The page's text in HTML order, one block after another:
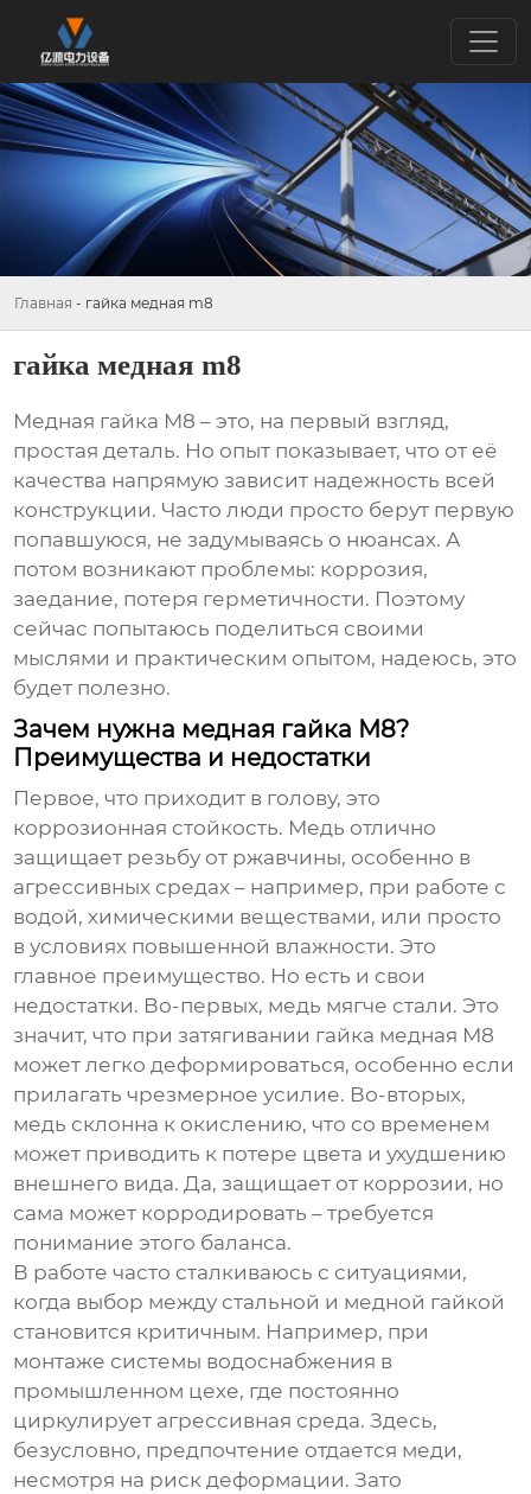
Главная - гайка медная m8
гайка медная m8
Медная гайка М8 – это, на первый взгляд,
простая деталь. Но опыт показывает, что от её
качества напрямую зависит надежность всей
конструкции. Часто люди просто берут первую
попавшуюся, не задумываясь о нюансах. А
потом возникают проблемы: коррозия,
заедание, потеря герметичности. Поэтому
сейчас попытаюсь поделиться своими
мыслями и практическим опытом, надеюсь, это
будет полезно.
Зачем нужна медная гайка М8?
Преимущества и недостатки
Первое, что приходит в голову, это
коррозионная стойкость. Медь отлично
защищает резьбу от ржавчины, особенно в
агрессивных средах – например, при работе с
водой, химическими веществами, или просто
в условиях повышенной влажности. Это
главное преимущество. Но есть и свои
недостатки. Во-первых, медь мягче стали. Это
значит, что при затягивании гайка медная М8
может легко деформироваться, особенно если
прилагать чрезмерное усилие. Во-вторых,
медь склонна к окислению, что со временем
может приводить к потере цвета и ухудшению
внешнего вида. Да, защищает от коррозии, но
сама может корродировать – требуется
понимание этого баланса.
В работе часто сталкиваюсь с ситуациями,
когда выбор между стальной и медной гайкой
становится критичным. Например, при
монтаже системы водоснабжения в
промышленном цехе, где постоянно
циркулирует агрессивная среда. Здесь,
безусловно, предпочтение отдается меди,
несмотря на риск деформации. Зато